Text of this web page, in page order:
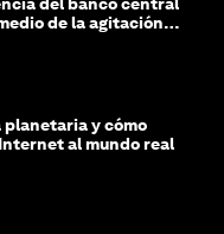
de la agitación
planetaria y cómo
al mundo real